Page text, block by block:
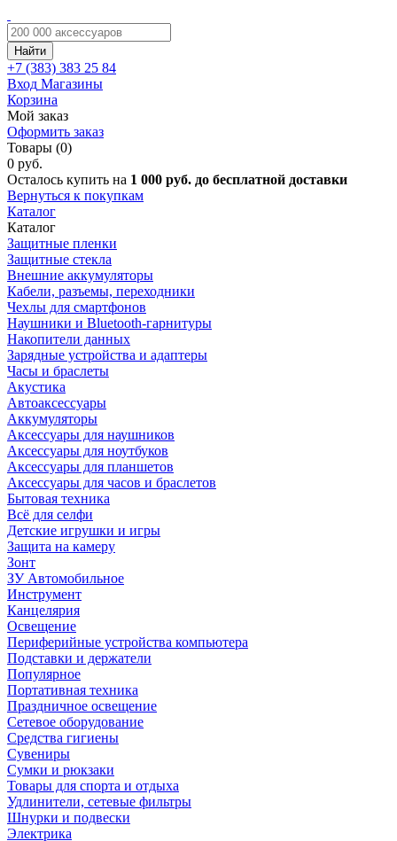
Найти
+7 (383) 383 25 84
Вход Магазины
Корзина
Мой заказ
Оформить заказ
Товары (0)
0 руб.
Осталось купить на 1 000 руб. до бесплатной доставки
Вернуться к покупкам
Каталог
Каталог
Защитные пленки
Защитные стекла
Внешние аккумуляторы
Кабели, разъемы, переходники
Чехлы для смартфонов
Наушники и Bluetooth-гарнитуры
Накопители данных
Зарядные устройства и адаптеры
Часы и браслеты
Акустика
Автоаксессуары
Аккумуляторы
Аксессуары для наушников
Аксессуары для ноутбуков
Аксессуары для планшетов
Аксессуары для часов и браслетов
Бытовая техника
Всё для селфи
Детские игрушки и игры
Защита на камеру
Зонт
ЗУ Автомобильное
Инструмент
Канцелярия
Освещение
Периферийные устройства компьютера
Подставки и держатели
Популярное
Портативная техника
Праздничное освещение
Сетевое оборудование
Средства гигиены
Сувениры
Сумки и рюкзаки
Товары для спорта и отдыха
Удлинители, сетевые фильтры
Шнурки и подвески
Электрика